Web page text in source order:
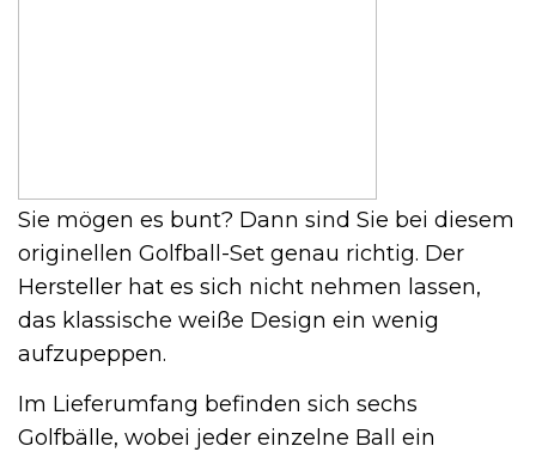
Sie mögen es bunt? Dann sind Sie bei diesem
originellen Golfball-Set genau richtig. Der
Hersteller hat es sich nicht nehmen lassen,
das klassische weiße Design ein wenig
aufzupeppen.
Im Lieferumfang befinden sich sechs
Golfbälle, wobei jeder einzelne Ball ein